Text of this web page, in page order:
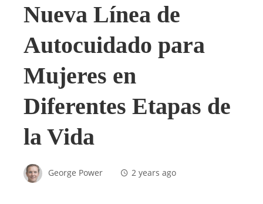
Nueva Línea de
Autocuidado para
Mujeres en
Diferentes Etapas de
la Vida
George Power 2 years ago